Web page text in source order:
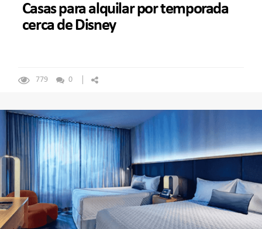
Casas para alquilar por temporada
cerca de Disney
779 0